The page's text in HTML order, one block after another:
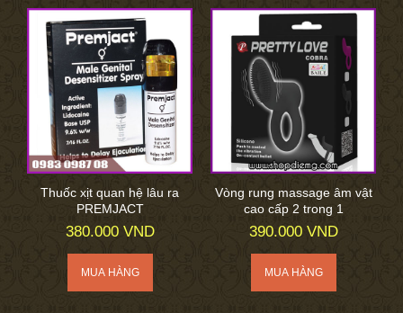
Thuốc xịt quan hệ lâu ra
PREMJACT
380.000 VND
Vòng rung massage âm vật
cao cấp 2 trong 1
390.000 VND